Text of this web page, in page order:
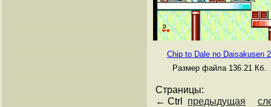
Chip to Dale no Daisakusen 2
Размер файла 136.21 Кб.
Страницы:
← Ctrl предыдущая